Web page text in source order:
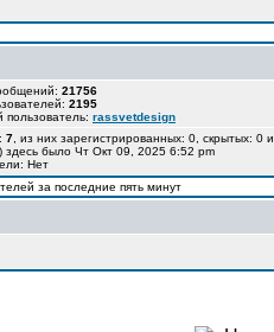
21756
2195
rassvetdesign
7 , из них зарегистрированных: 0, скрытых: 0
) здесь было Чт Окт 09, 2025 6:52 pm
Нет
за последние пять минут